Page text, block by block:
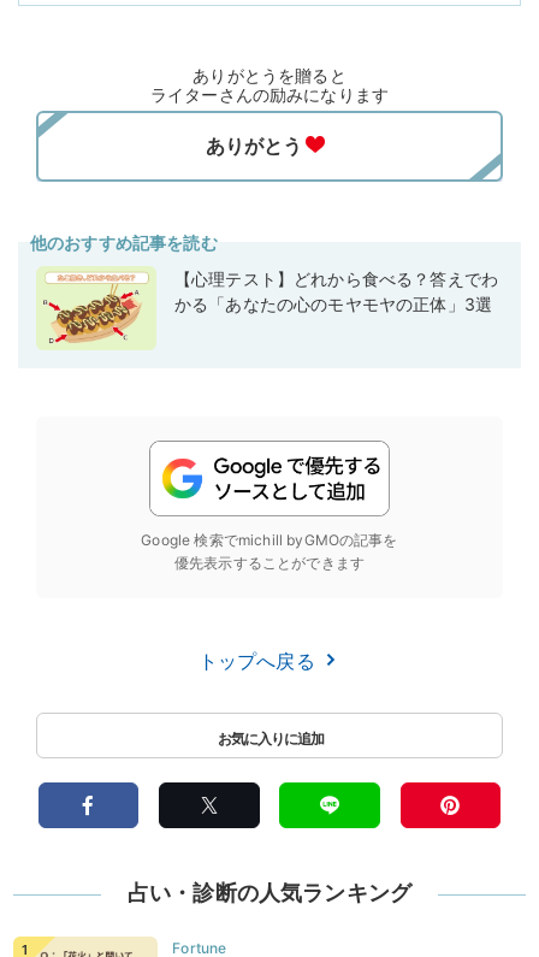
ありがとうを贈ると
ライターさんの励みになります
他のおすすめ記事を読む
【心理テスト】どれから食べる？答えでわ
かる「あなたの心のモヤモヤの正体」3選
Google 検索でmichill byGMOの記事を
優先表示することができます
トップへ戻る
占い・診断の人気ランキング